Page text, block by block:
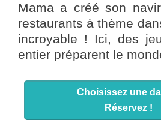
Mama a créé son
restaurants à thème
incroyable ! Ici, des
entier préparent le
Choisissez une
Réservez !